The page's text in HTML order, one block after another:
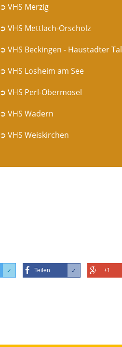
➲ VHS Merzig
➲ VHS Mettlach-Orscholz
➲ VHS Beckingen - Haustadter Tal
➲ VHS Losheim am See
➲ VHS Perl-Obermosel
➲ VHS Wadern
➲ VHS Weiskirchen
✓ Teilen ✓ +1